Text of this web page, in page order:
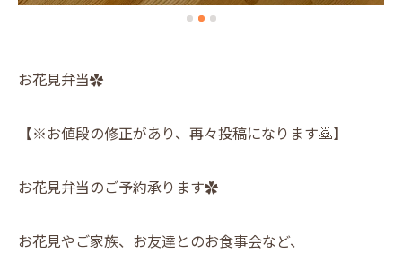
お花見弁当✿
【※お値段の修正があり、再々投稿になります🙇】
お花見弁当のご予約承ります✿
お花見やご家族、お友達とのお食事会など、